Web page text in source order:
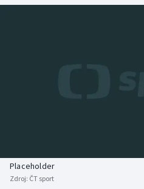
Curling
Placeholder
Zdroj: ČT sport